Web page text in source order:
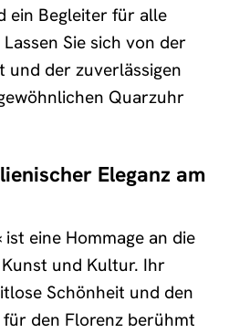
ein Begleiter für alle
Sie sich von der
und der zuverlässigen
Quarzuhr
Eleganz am
ist eine Hommage an die
und Kultur. Ihr
Schönheit und den
den Florenz berühmt